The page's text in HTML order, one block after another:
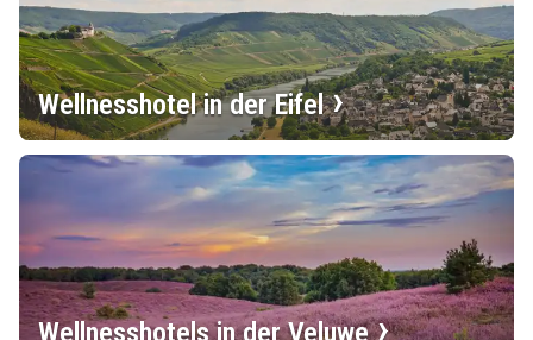
Wellnesshotel in der Eifel
Wellnesshotels in der Veluwe